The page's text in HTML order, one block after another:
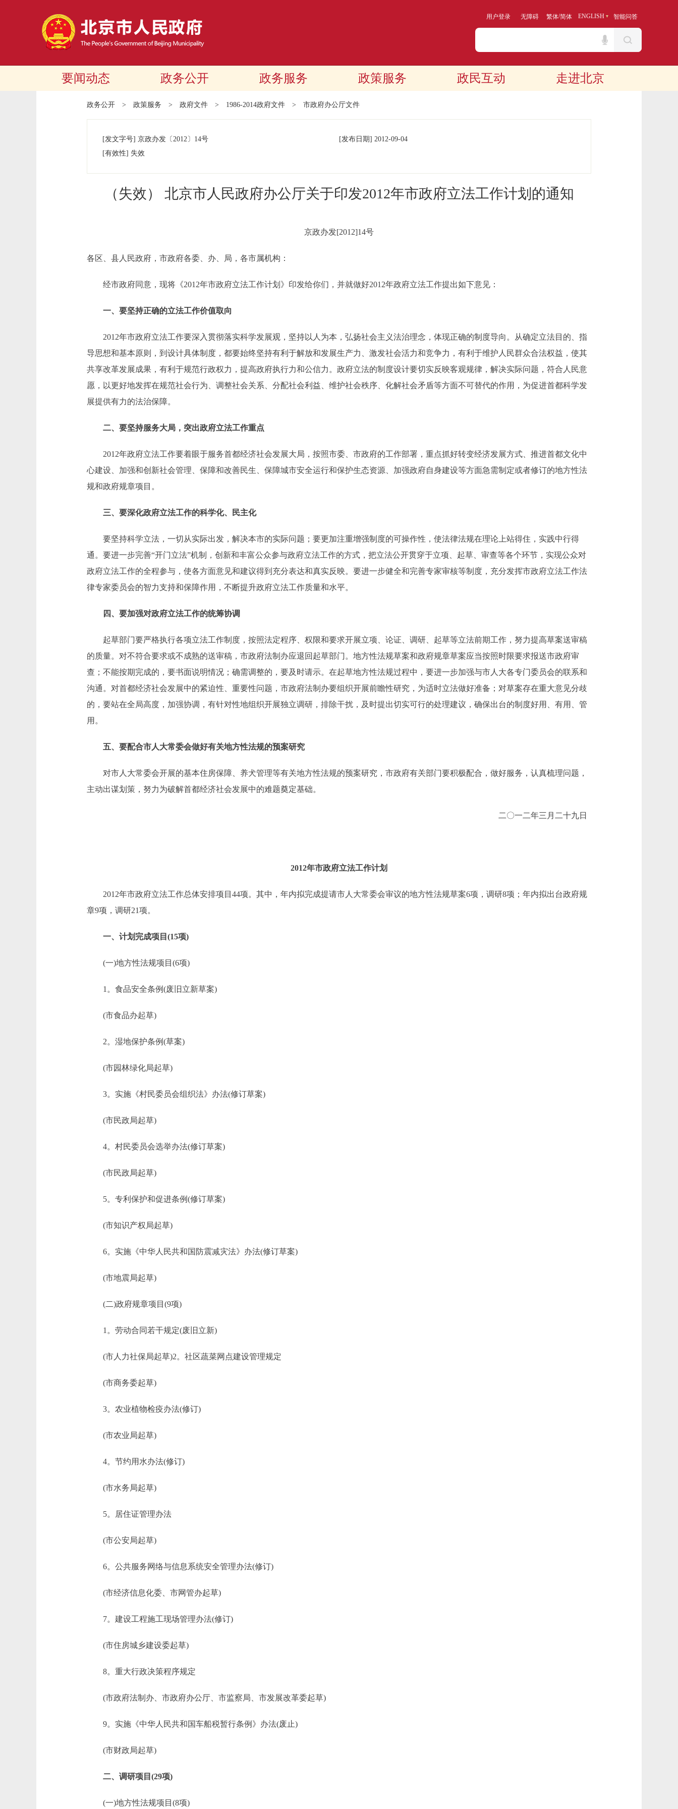
用户登录 无障碍 繁体/简体 ENGLISH 智能问答
要闻动态 政务公开 政务服务 政策服务 政民互动 走进北京
政务公开 > 政策服务 > 政府文件 > 1986-2014政府文件 > 市政府办公厅文件
[发文字号] 京政办发 〔2012〕 14号 [发布日期] 2012-09-04
[有效性] 失效
（失效） 北京市人民政府办公厅关于印发2012年市政府立法工作计划的通知
京政办发[2012]14号
各区、县人民政府，市政府各委、办、局，各市属机构：
经市政府同意，现将《2012年市政府立法工作计划》印发给你们，并就做好2012年政府立法工作提出如下意见：
一、要坚持正确的立法工作价值取向
2012年市政府立法工作要深入贯彻落实科学发展观，坚持以人为本，弘扬社会主义法治理念，体现正确的制度导向。从确定立法目的、指
导思想和基本原则，到设计具体制度，都要始终坚持有利于解放和发展生产力、激发社会活力和竞争力，有利于维护人民群众合法权益，使其
共享改革发展成果，有利于规范行政权力，提高政府执行力和公信力。政府立法的制度设计要切实反映客观规律，解决实际问题，符合人民意
愿，以更好地发挥在规范社会行为、调整社会关系、分配社会利益、维护社会秩序、化解社会矛盾等方面不可替代的作用，为促进首都科学发
展提供有力的法治保障。
二、要坚持服务大局，突出政府立法工作重点
2012年政府立法工作要着眼于服务首都经济社会发展大局，按照市委、市政府的工作部署，重点抓好转变经济发展方式、推进首都文化中
心建设、加强和创新社会管理、保障和改善民生、保障城市安全运行和保护生态资源、加强政府自身建设等方面急需制定或者修订的地方性法
规和政府规章项目。
三、要深化政府立法工作的科学化、民主化
要坚持科学立法，一切从实际出发，解决本市的实际问题；要更加注重增强制度的可操作性，使法律法规在理论上站得住，实践中行得
通。要进一步完善“开门立法”机制，创新和丰富公众参与政府立法工作的方式，把立法公开贯穿于立项、起草、审查等各个环节，实现公众对
政府立法工作的全程参与，使各方面意见和建议得到充分表达和真实反映。要进一步健全和完善专家审核等制度，充分发挥市政府立法工作法
律专家委员会的智力支持和保障作用，不断提升政府立法工作质量和水平。
四、要加强对政府立法工作的统筹协调
起草部门要严格执行各项立法工作制度，按照法定程序、权限和要求开展立项、论证、调研、起草等立法前期工作，努力提高草案送审稿
的质量。对不符合要求或不成熟的送审稿，市政府法制办应退回起草部门。地方性法规草案和政府规章草案应当按照时限要求报送市政府审
查；不能按期完成的，要书面说明情况；确需调整的，要及时请示。在起草地方性法规过程中，要进一步加强与市人大各专门委员会的联系和
沟通。对首都经济社会发展中的紧迫性、重要性问题，市政府法制办要组织开展前瞻性研究，为适时立法做好准备；对草案存在重大意见分歧
的，要站在全局高度，加强协调，有针对性地组织开展独立调研，排除干扰，及时提出切实可行的处理建议，确保出台的制度好用、有用、管
用。
五、要配合市人大常委会做好有关地方性法规的预案研究
对市人大常委会开展的基本住房保障、养犬管理等有关地方性法规的预案研究，市政府有关部门要积极配合，做好服务，认真梳理问题，
主动出谋划策，努力为破解首都经济社会发展中的难题奠定基础。
二〇一二年三月二十九日
2012年市政府立法工作计划
2012年市政府立法工作总体安排项目44项。其中，年内拟完成提请市人大常委会审议的地方性法规草案6项，调研8项；年内拟出台政府规
章9项，调研21项。
一、计划完成项目(15项)
(一)地方性法规项目(6项)
1。食品安全条例(废旧立新草案)
(市食品办起草)
2。湿地保护条例(草案)
(市园林绿化局起草)
3。实施《村民委员会组织法》办法(修订草案)
(市民政局起草)
4。村民委员会选举办法(修订草案)
(市民政局起草)
5。专利保护和促进条例(修订草案)
(市知识产权局起草)
6。实施《中华人民共和国防震减灾法》办法(修订草案)
(市地震局起草)
(二)政府规章项目(9项)
1。劳动合同若干规定(废旧立新)
(市人力社保局起草)2。社区蔬菜网点建设管理规定
(市商务委起草)
3。农业植物检疫办法(修订)
(市农业局起草)
4。节约用水办法(修订)
(市水务局起草)
5。居住证管理办法
(市公安局起草)
6。公共服务网络与信息系统安全管理办法(修订)
(市经济信息化委、市网管办起草)
7。建设工程施工现场管理办法(修订)
(市住房城乡建设委起草)
8。重大行政决策程序规定
(市政府法制办、市政府办公厅、市监察局、市发展改革委起草)
9。实施《中华人民共和国车船税暂行条例》办法(废止)
(市财政局起草)
二、调研项目(29项)
(一)地方性法规项目(8项)